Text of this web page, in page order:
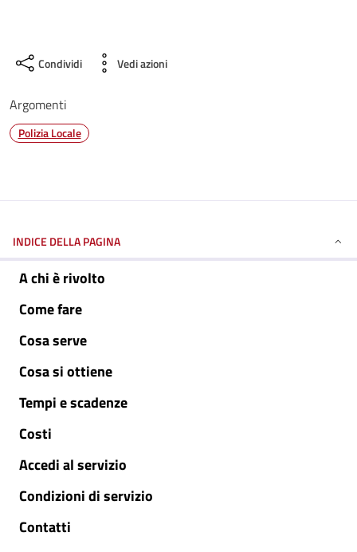
Condividi Vedi azioni
Argomenti
Polizia Locale
INDICE DELLA PAGINA
A chi è rivolto
Come fare
Cosa serve
Cosa si ottiene
Tempi e scadenze
Costi
Accedi al servizio
Condizioni di servizio
Contatti